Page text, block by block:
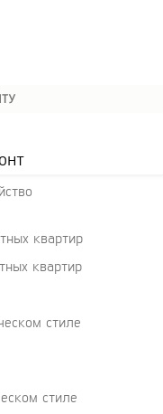
квартир
квартир
стиле
стиле